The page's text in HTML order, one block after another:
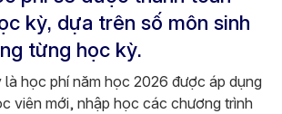
kỳ, dựa trên số môn sinh
từng học kỳ.
là học phí năm học 2026 được áp dụng
viên mới, nhập học các chương trình